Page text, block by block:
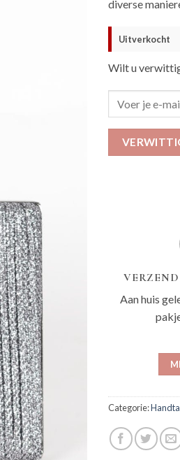
diverse
Uitverkocht
Wilt u
Aan huis
Categorie: